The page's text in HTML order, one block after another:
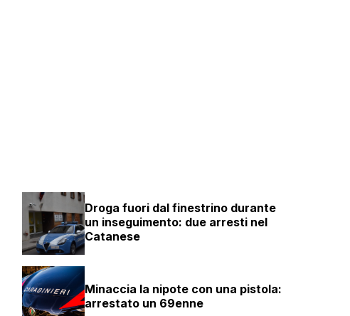
Droga fuori dal finestrino durante
un inseguimento: due arresti nel
Catanese
Minaccia la nipote con una pistola:
arrestato un 69enne